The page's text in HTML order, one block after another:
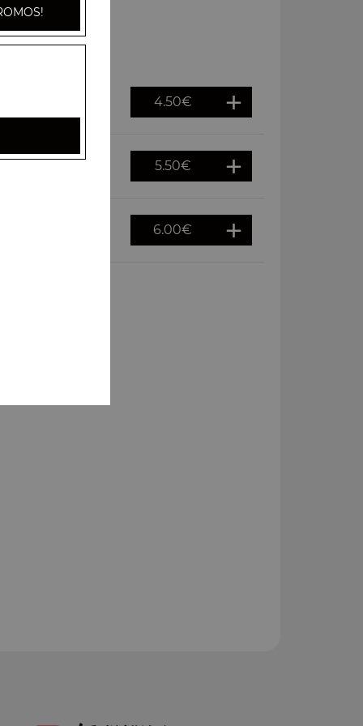
4.50€
5.50€
6.00€